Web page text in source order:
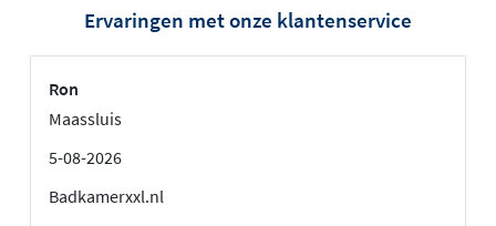
Ervaringen met onze klantenservice
Ron
Maassluis
5-08-2026
Badkamerxxl.nl